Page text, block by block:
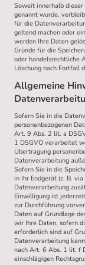
Soweit innerhalb
genannt wurde,
für die
geltend machen oder
werden Ihre Daten
Gründe für die
oder handelsrechtliche
Löschung nach Fortfall
Allgemeine
Sofern Sie in die
personenbezogenen
Art. 9 Abs. 2 lit. a
1 DSGVO verarbeitet
Übertragung
Datenverarbeitung
Sofern Sie in die
in Ihr Endgerät (z. B.
Datenverarbeitung
Einwilligung ist
zur Durchführung
Daten auf Grundlage
wir Ihre Daten, sofern
erforderlich sind auf
Datenverarbeitung
nach Art. 6 Abs. 1 lit. f
einschlägigen